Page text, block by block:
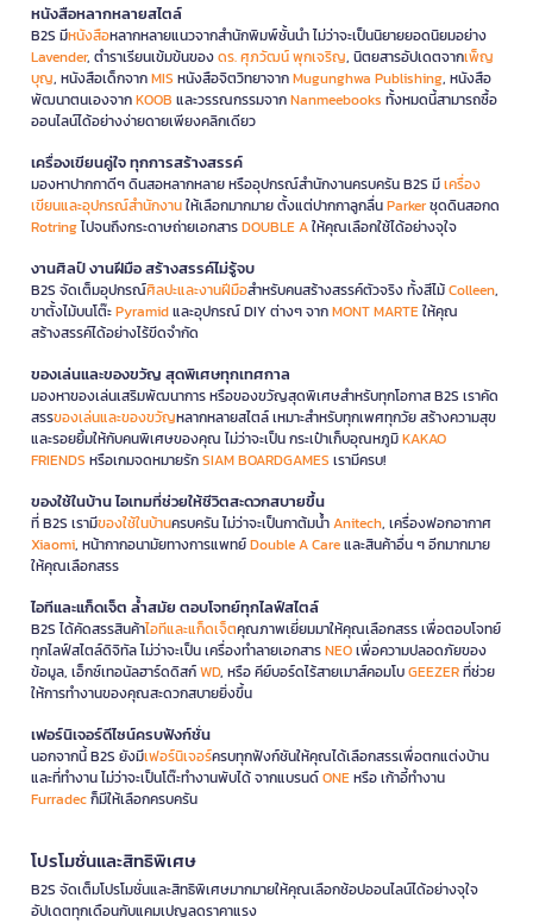
หนังสือหลากหลายสไตล์
B2S มีหนังสือหลากหลายแนวจากสำนักพิมพ์ชั้นนำ ไม่ว่าจะเป็นนิยายยอดนิยมอย่าง
Lavender, ตำราเรียนเข้มข้นของดร. ศุภวัฒน์ พุกเจริญ, นิตยสารอัปเดตจากเพ็ญ
บุญ, หนังสือเด็กจากMIS หนังสือจิตวิทยาจากMugunghwa Publishing, หนังสือ
พัฒนาตนเองจากKOOB และวรรณกรรมจากNanmeebooks ทั้งหมดนี้สามารถซื้อ
ออนไลน์ได้อย่างง่ายดายเพียงคลิกเดียว
เครื่องเขียนคู่ใจ ทุกการสร้างสรรค์
มองหาปากกาดีๆ ดินสอหลากหลาย หรืออุปกรณ์สำนักงานครบครัน B2S มีเครื่อง
เขียนและอุปกรณ์สำนักงานให้เลือกมากมาย ตั้งแต่ปากกาลูกลื่นParkerชุดดินสอกด
Rotringไปจนถึงกระดาษถ่ายเอกสารDOUBLE Aให้คุณเลือกใช้ได้อย่างจุใจ
งานศิลป์ งานฝีมือ สร้างสรรค์ไม่รู้จบ
B2S จัดเต็มอุปกรณ์ศิลปะและงานฝีมือสำหรับคนสร้างสรรค์ตัวจริง ทั้งสีไม้Colleen,
ขาตั้งไม้บนโต๊ะPyramidและอุปกรณ์ DIY ต่างๆ จากMONT MARTEให้คุณ
สร้างสรรค์ได้อย่างไร้ขีดจำกัด
ของเล่นและของขวัญ สุดพิเศษทุกเทศกาล
มองหาของเล่นเสริมพัฒนาการ หรือของขวัญสุดพิเศษสำหรับทุกโอกาส B2S เราคัด
สรรของเล่นและของขวัญหลากหลายสไตล์ เหมาะสำหรับทุกเพศทุกวัย สร้างความสุข
และรอยยิ้มให้กับคนพิเศษของคุณ ไม่ว่าจะเป็น กระเป๋าเก็บอุณหภูมิKAKAO
FRIENDS หรือเกมจดหมายรักSIAM BOARDGAMES เรามีครบ!
ของใช้ในบ้าน ไอเทมที่ช่วยให้ชีวิตสะดวกสบายขึ้น
ที่ B2S เรามีของใช้ในบ้านครบครัน ไม่ว่าจะเป็นกาต้มน้ำAnitech, เครื่องฟอกอากาศ
Xiaomi, หน้ากากอนามัยทางการแพทย์Double A Careและสินค้าอื่น ๆ อีกมากมาย
ให้คุณเลือกสรร
ไอทีและแก็ดเจ็ต ล้ำสมัย ตอบโจทย์ทุกไลฟ์สไตล์
B2S ได้คัดสรรสินค้าไอทีและแก็ดเจ็ตคุณภาพเยี่ยมมาให้คุณเลือกสรร เพื่อตอบโจทย์
ทุกไลฟ์สไตล์ดิจิทัล ไม่ว่าจะเป็น เครื่องทำลายเอกสารNEOเพื่อความปลอดภัยของ
ข้อมูล, เอ็กซ์เทอนัลฮาร์ดดิสก์WD, หรือ คีย์บอร์ดไร้สายเมาส์คอมโบGEEZERที่ช่วย
ให้การทำงานของคุณสะดวกสบายยิ่งขึ้น
เฟอร์นิเจอร์ดีไซน์ครบฟังก์ชั่น
นอกจากนี้ B2S ยังมีเฟอร์นิเจอร์ครบทุกฟังก์ชันให้คุณได้เลือกสรรเพื่อตกแต่งบ้าน
และที่ทำงาน ไม่ว่าจะเป็นโต๊ะทำงานพับได้ จากแบรนด์ONEหรือ เก้าอี้ทำงาน
Furradecก็มีให้เลือกครบครัน
โปรโมชั่นและสิทธิพิเศษ
B2S จัดเต็มโปรโมชั่นและสิทธิพิเศษมากมายให้คุณเลือกช้อปออนไลน์ได้อย่างจุใจ
อัปเดตทุกเดือนกับแคมเปญลดราคาแรง